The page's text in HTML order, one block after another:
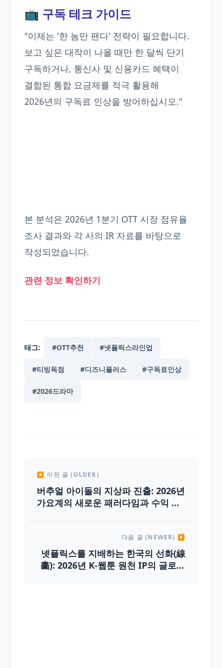
📺 구독 테크 가이드
"이제는 '한 놈만 팬다' 전략이 필요합니다.
보고 싶은 대작이 나올 때만 한 달씩 단기
구독하거나, 통신사 및 신용카드 혜택이
결합된 통합 요금제를 적극 활용해
2026년의 구독료 인상을 방어하십시오."
본 분석은 2026년 1분기 OTT 시장 점유율
조사 결과와 각 사의 IR 자료를 바탕으로
작성되었습니다.
관련 정보 확인하기
태그: #OTT추천 #넷플릭스라인업
#티빙독점 #디즈니플러스 #구독료인상
#2026드라마
◀ 이전 글 (OLDER)
버추얼 아이돌의 지상파 진출: 2026년
가요계의 새로운 패러다임과 수익 구
다음 글 (NEWER) ▶
넷플릭스를 지배하는 한국의 선화(線
畵): 2026년 K-웹툰 원천 IP의 글로벌